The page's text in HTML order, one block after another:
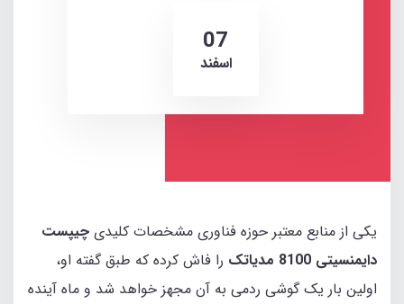
07
اسفند
یکی از منابع معتبر حوزه فناوری مشخصات کلیدی چیپست
دایمنسیتی 8100
مدیاتک را فاش کرده که طبق گفته او،
اولین بار یک گوشی ردمی به آن مجهز خواهد شد و ماه آینده